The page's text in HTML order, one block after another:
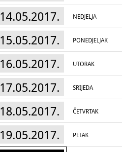
14.05.2017. NEDJELJA
15.05.2017. PONEDJELJAK
16.05.2017. UTORAK
17.05.2017. SRIJEDA
18.05.2017. ČETVRTAK
19.05.2017. PETAK